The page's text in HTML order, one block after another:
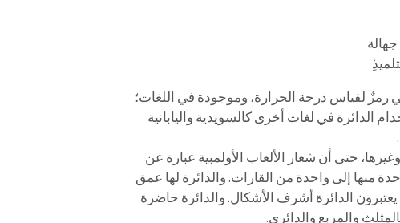
رمزٌ لقياس درجة الحرارة، وموجودة في اللغات؛
الدائرة في لغات أخرى كالسويدية واليابانية
حتى أن شعار الألعاب الأولمبية عبارة عن
منها إلى واحدة من القارات. والدائرة لها عمق
الدائرة أشرف الأشكال. والدائرة حاضرة
والمربع والدائري.